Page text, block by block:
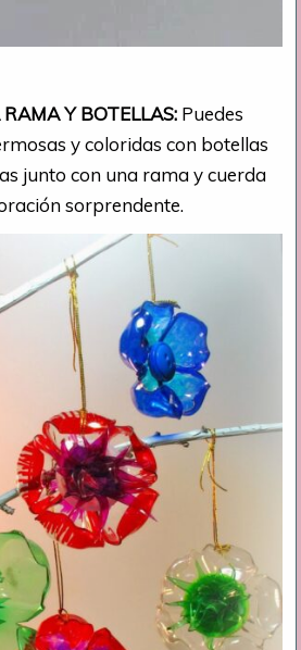
Y BOTELLAS: Puedes
y coloridas con botellas
junto con una rama y cuerda
sorprendente.